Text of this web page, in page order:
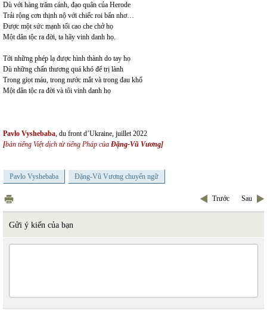
Dù với hàng trăm cánh, đạo quân của Herode
Trải rộng cơn thịnh nộ với chiếc roi bẩn nhơ…
Được một sức mạnh tối cao che chở họ
Một dân tộc ra đời, ta hãy vinh danh họ.
Tới những phép lạ được hình thành do tay họ
Dù những chấn thương quá khó để trị lành
Trong giọt máu, trong nước mắt và trong đau khổ
Một dân tộc ra đời và tôi vinh danh họ
Pavlo Vyshebaba, du front d’Ukraine, juillet 2022
[bản tiếng Việt dịch từ tiếng Pháp của Đặng-Vũ Vương]
Pavlo Vyshebaba Đặng-Vũ Vương chuyển ngữ
Trước Sau
Gửi ý kiến của bạn